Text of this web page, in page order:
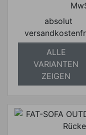
absolut
ALLE
VARIANTEN
ZEIGEN